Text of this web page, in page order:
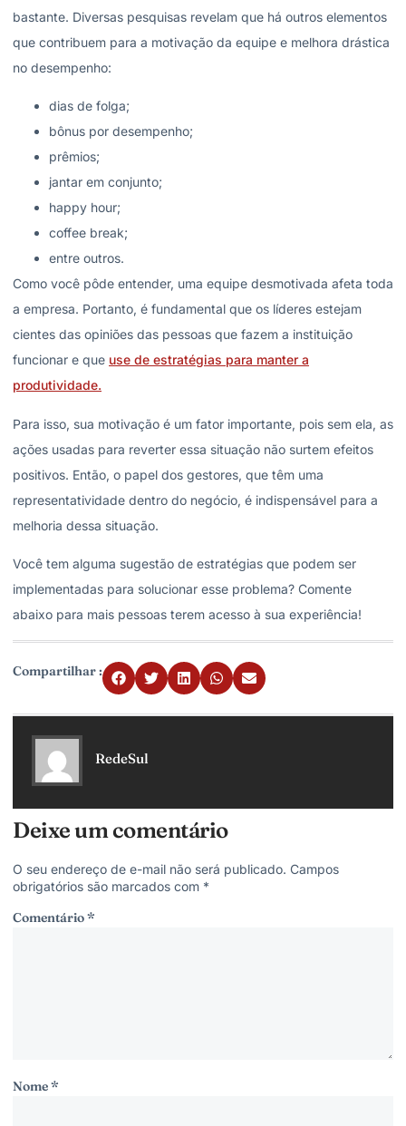
bastante. Diversas pesquisas revelam que há outros elementos
que contribuem para a motivação da equipe e melhora drástica
no desempenho:
dias de folga;
bônus por desempenho;
prêmios;
jantar em conjunto;
happy hour;
coffee break;
entre outros.
Como você pôde entender, uma equipe desmotivada afeta toda
a empresa. Portanto, é fundamental que os líderes estejam
cientes das opiniões das pessoas que fazem a instituição
funcionar e que use de estratégias para manter a
produtividade.
Para isso, sua motivação é um fator importante, pois sem ela, as
ações usadas para reverter essa situação não surtem efeitos
positivos. Então, o papel dos gestores, que têm uma
representatividade dentro do negócio, é indispensável para a
melhoria dessa situação.
Você tem alguma sugestão de estratégias que podem ser
implementadas para solucionar esse problema? Comente
abaixo para mais pessoas terem acesso à sua experiência!
Compartilhar :
RedeSul
Deixe um comentário
O seu endereço de e-mail não será publicado. Campos
obrigatórios são marcados com *
Comentário*
Nome*